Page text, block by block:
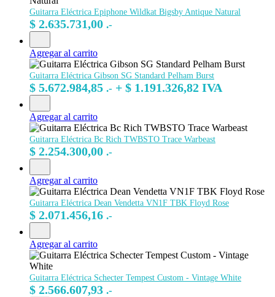
Guitarra Eléctrica Epiphone Wildkat Bigsby Antique Natural
$ 2.635.731,00 .-
Agregar al carrito
Guitarra Eléctrica Gibson SG Standard Pelham Burst
$ 5.672.984,85 .- + $ 1.191.326,82 IVA
Agregar al carrito
Guitarra Eléctrica Bc Rich TWBSTO Trace Warbeast
$ 2.254.300,00 .-
Agregar al carrito
Guitarra Eléctrica Dean Vendetta VN1F TBK Floyd Rose
$ 2.071.456,16 .-
Agregar al carrito
Guitarra Eléctrica Schecter Tempest Custom - Vintage White
$ 2.566.607,93 .-